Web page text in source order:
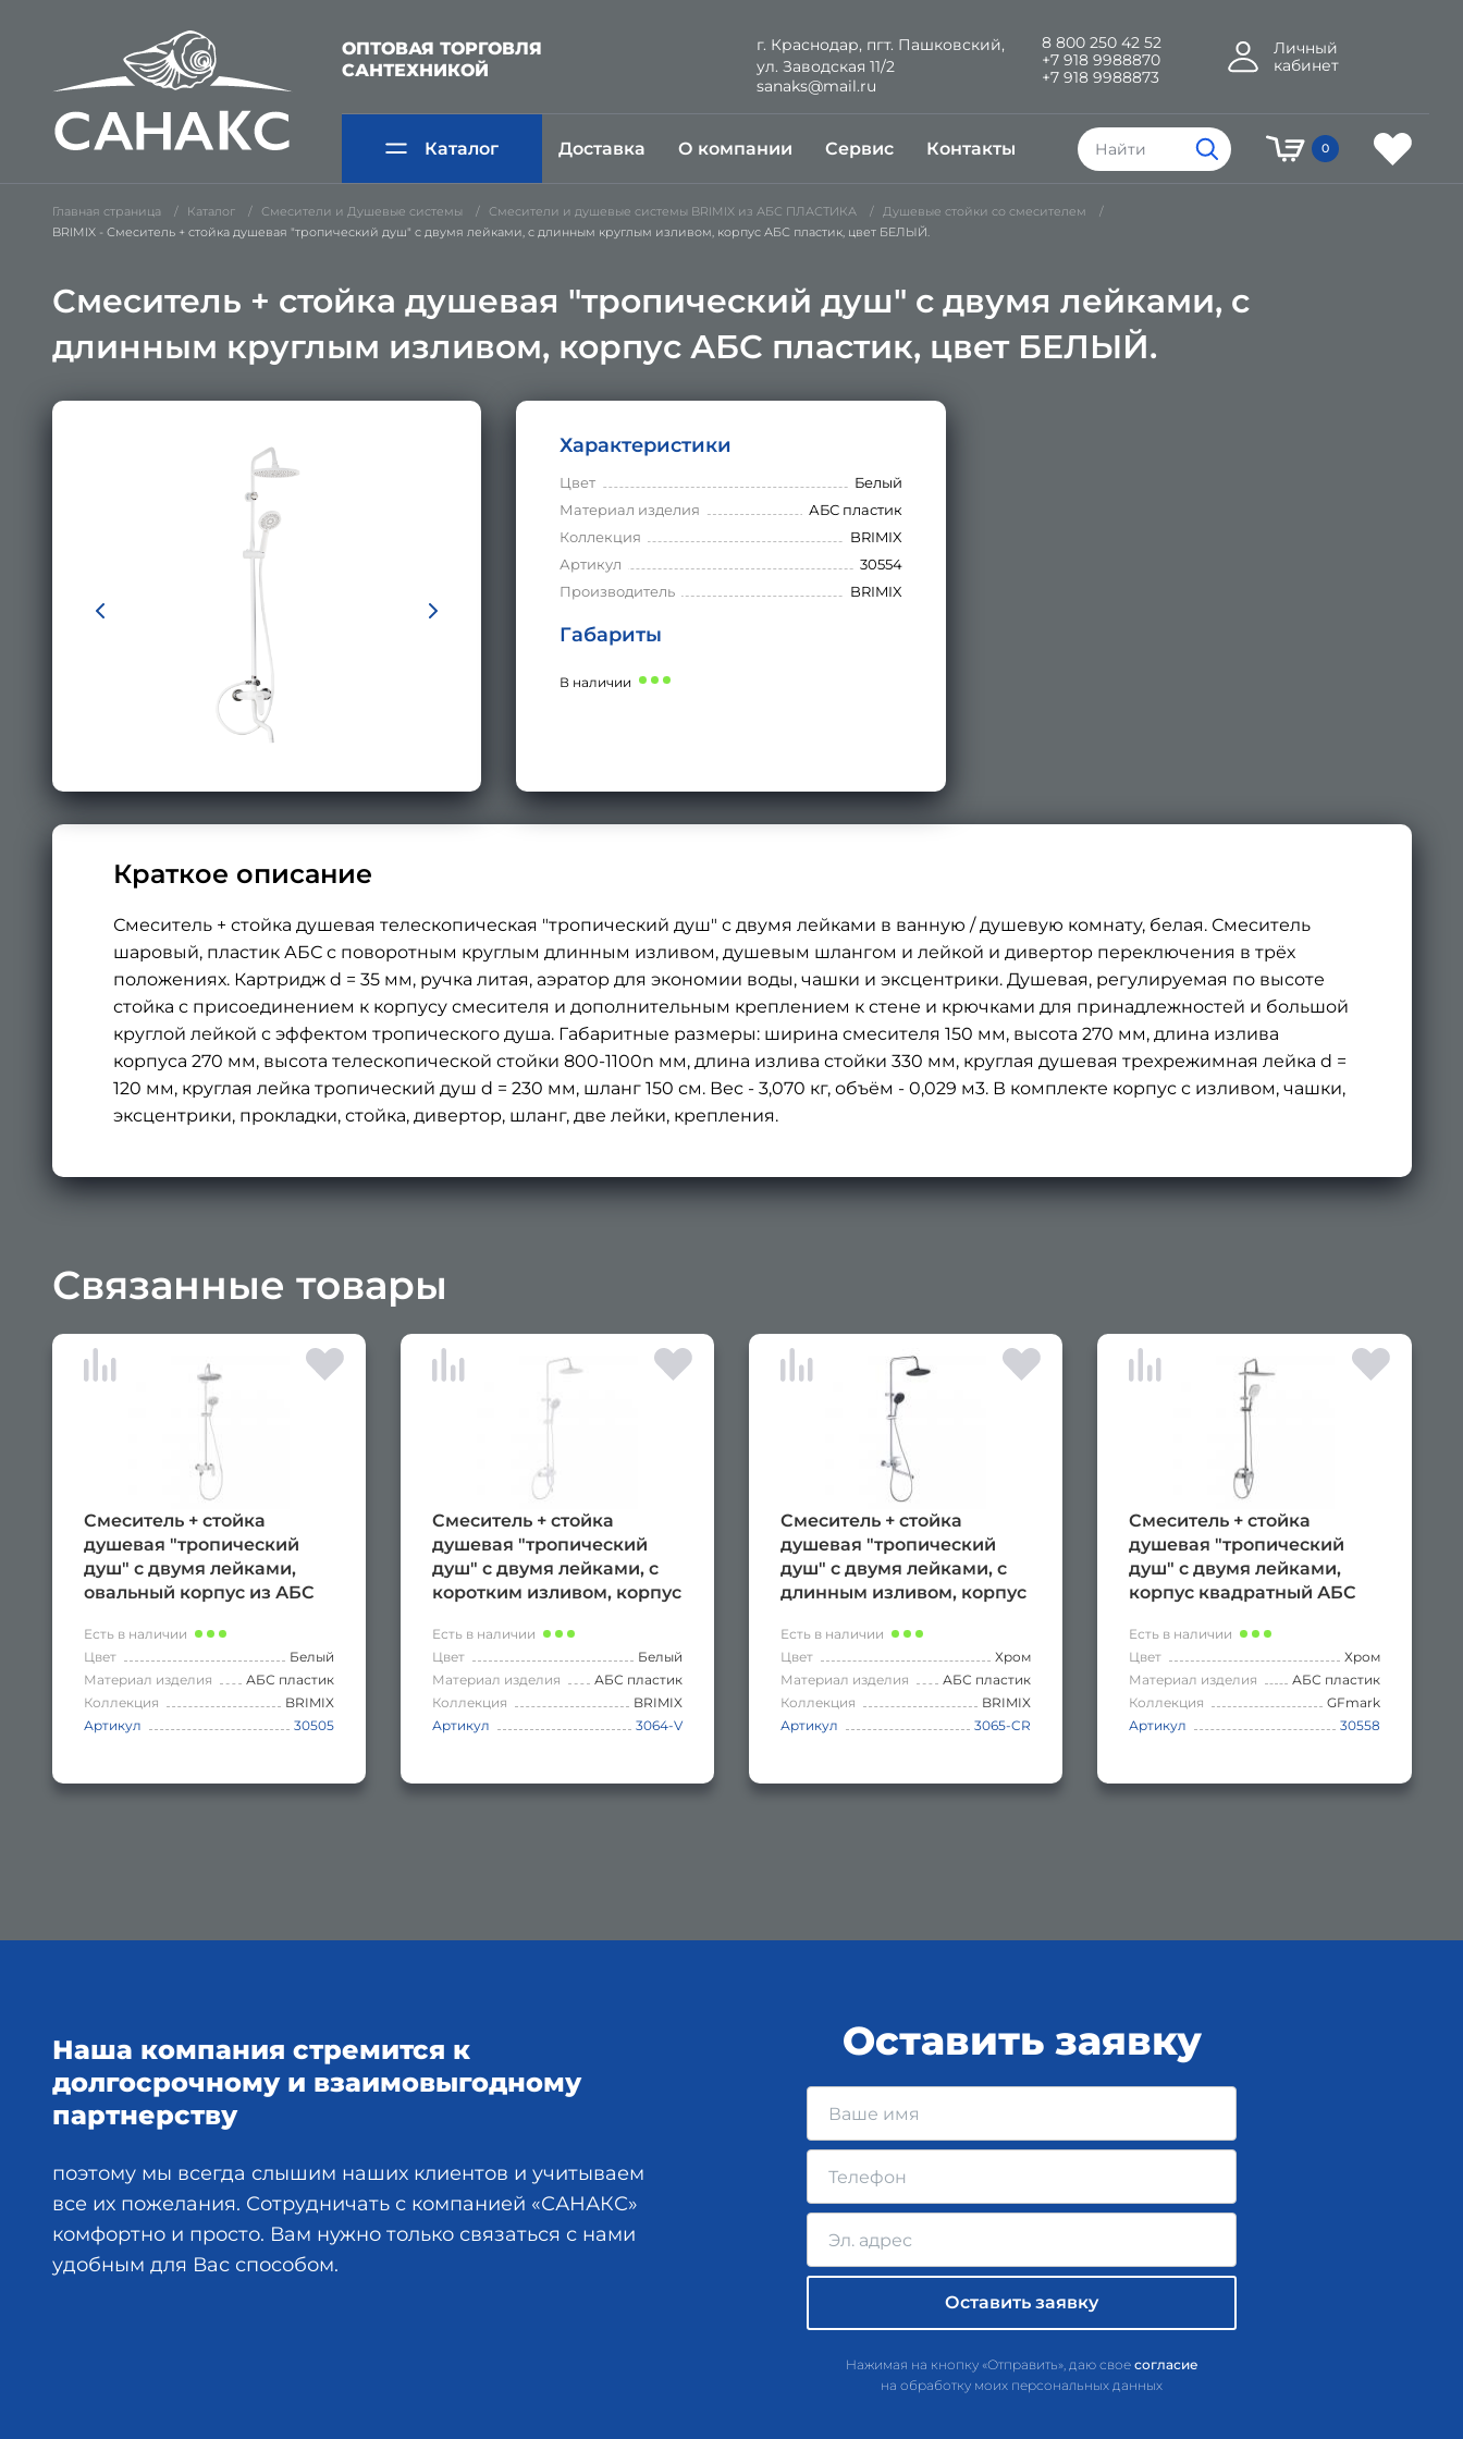
ОПТОВАЯ ТОРГОВЛЯ
САНТЕХНИКОЙ
г. Краснодар, пгт. Пашковский,
ул. Заводская 11/2
sanaks@mail.ru
8 800 250 42 52
+7 918 9988870
+7 918 9988873
Личный
кабинет
Каталог Доставка О компании Сервис Контакты 0
Главная страница Каталог Смесители и Душевые системы Смесители и душевые системы BRIMIX из АБС ПЛАСТИКА
Душевые стойки со смесителем
BRIMIX - Смеситель + стойка душевая "тропический душ" с двумя лейками, с длинным круглым изливом, корпус АБС пластик, цвет БЕЛЫЙ.
Смеситель + стойка душевая "тропический душ" с двумя лейками, с
длинным круглым изливом, корпус АБС пластик, цвет БЕЛЫЙ.
Характеристики
Цвет
Белый
Материал изделия
АБС пластик
Коллекция
BRIMIX
Артикул
30554
Производитель
BRIMIX
Габариты
В наличии
Краткое описание
Смеситель + стойка душевая телескопическая "тропический душ" с двумя лейками в ванную / душевую комнату, белая. Смеситель
шаровый, пластик АБС с поворотным круглым длинным изливом, душевым шлангом и лейкой и дивертор переключения в трёх
положениях. Картридж d = 35 мм, ручка литая, аэратор для экономии воды, чашки и эксцентрики. Душевая, регулируемая по высоте
стойка с присоединением к корпусу смесителя и дополнительным креплением к стене и крючками для принадлежностей и большой
круглой лейкой с эффектом тропического душа. Габаритные размеры: ширина смесителя 150 мм, высота 270 мм, длина излива
корпуса 270 мм, высота телескопической стойки 800-1100n мм, длина излива стойки 330 мм, круглая душевая трехрежимная лейка d =
120 мм, круглая лейка тропический душ d = 230 мм, шланг 150 см. Вес - 3,070 кг, объём - 0,029 м3. В комплекте корпус с изливом, чашки,
эксцентрики, прокладки, стойка, дивертор, шланг, две лейки, крепления.
Связанные товары
Смеситель + стойка
душевая "тропический
душ" с двумя лейками,
овальный корпус из АБС
Есть в наличии
Цвет
Белый
Материал изделия
АБС пластик
Коллекция
BRIMIX
Артикул
30505
Смеситель + стойка
душевая "тропический
душ" с двумя лейками, с
коротким изливом, корпус
ПРЕМИУМ, цвет БЕЛЫЙ.
Есть в наличии
Цвет
Белый
Материал изделия
АБС пластик
Коллекция
BRIMIX
Артикул
3064-V
Смеситель + стойка
душевая "тропический
душ" с двумя лейками, с
длинным изливом, корпус
ПРЕМИУМ, цвет ХРОМ.
Есть в наличии
Цвет
Хром
Материал изделия
АБС пластик
Коллекция
BRIMIX
Артикул
3065-CR
Смеситель + стойка
душевая "тропический
душ" с двумя лейками,
корпус квадратный АБС
Есть в наличии
Цвет
Хром
Материал изделия
АБС пластик
Коллекция
GFmark
Артикул
30558
Наша компания стремится к
долгосрочному и взаимовыгодному
партнерству
поэтому мы всегда слышим наших клиентов и учитываем
все их пожелания. Сотрудничать с компанией «САНАКС»
комфортно и просто. Вам нужно только связаться с нами
удобным для Вас способом.
Оставить заявку
Нажимая на кнопку «Отправить», даю свое согласие
на обработку моих персональных данных